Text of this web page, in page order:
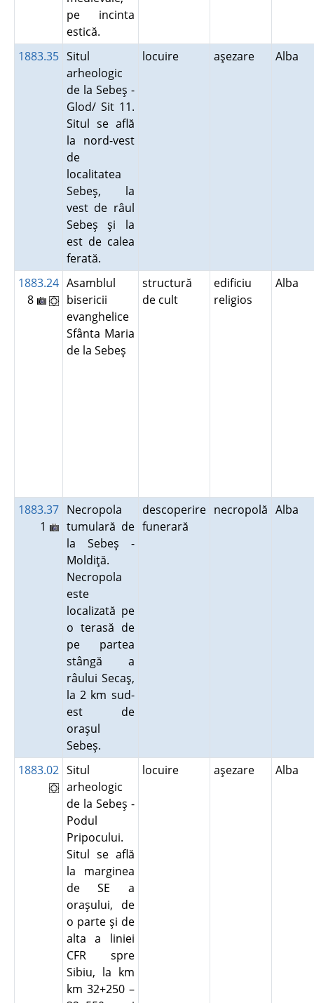
pe incinta
estică.
1883.35 Situl
arheologic
de la Sebeş -
Glod/ Sit 11.
Situl se află
la nord-vest
de
localitatea
Sebeş, la
vest de râul
Sebeş şi la
est de calea
ferată.
locuire aşezare Alba
1883.24
8
Asamblul
bisericii
evanghelice
Sfânta Maria
de la Sebeş
structură
de cult
edificiu
religios
Alba
1883.37
1
Necropola
tumulară de
la Sebeş -
Moldiţă.
Necropola
este
localizată pe
o terasă de
pe partea
stângă a
râului Secaş,
la 2 km sud-
est de
oraşul
Sebeş.
descoperire
funerară
necropolă Alba
1883.02 Situl
arheologic
de la Sebeş -
Podul
Pripocului.
Situl se află
la marginea
de SE a
oraşului, de
o parte şi de
alta a liniei
CFR spre
Sibiu, la km
km 32+250 –
locuire aşezare Alba